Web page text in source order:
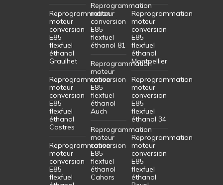
Reprogrammation
moteur
conversion
E85
flexfuel
éthanol
Graulhet
Reprogrammation
moteur
conversion
E85
flexfuel
éthanol
Castres
Reprogrammation
moteur
conversion
E85
flexfuel
Reprogrammation
moteur
conversion
E85
flexfuel
éthanol 81
Reprogrammation
moteur
conversion
E85
flexfuel
éthanol
Auch
Reprogrammation
moteur
conversion
E85
flexfuel
éthanol
Cahors
Reprogrammation
moteur
conversion
E85
flexfuel
éthanol
Montpellier
Reprogrammation
moteur
conversion
E85
flexfuel
éthanol 34
Reprogrammation
moteur
conversion
E85
flexfuel
éthanol